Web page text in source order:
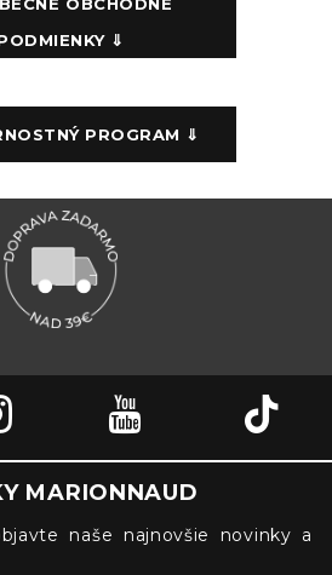
⇓
PROGRAM ⇓
MARIONNAUD
naše najnovšie novinky a